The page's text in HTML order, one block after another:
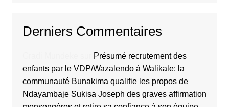
Derniers Commentaires
Présumé recrutement des
enfants par le VDP/Wazalendo à Walikale: la
communauté Bunakima qualifie les propos de
Ndayambaje Sukisa Joseph des graves affirmation